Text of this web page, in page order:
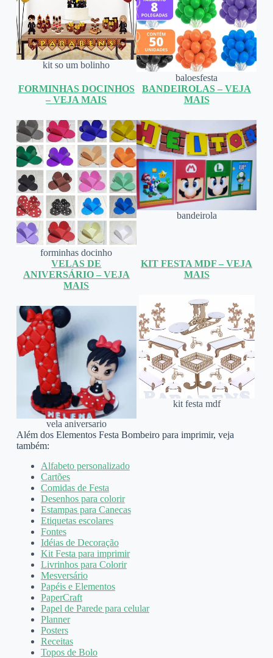
kit so um bolinho
baloesfesta
FORMINHAS DOCINHOS
– VEJA MAIS
forminhas docinho
BANDEIROLAS – VEJA
MAIS
bandeirola
VELAS DE
ANIVERSÁRIO – VEJA
MAIS
vela aniversario
KIT FESTA MDF – VEJA
MAIS
kit festa mdf
Além dos Elementos Festa Bombeiro para imprimir, veja
também:
Alfabeto personalizado
Cartões
Comidas de Festa
Desenhos para colorir
Estampas para Canecas
Etiquetas escolares
Fontes
Idéias de Decoração
Kit Festa para imprimir
Livrinhos para Colorir
Mesversário
Papéis e Elementos
PaperCraft
Papel de Parede para celular
Planner
Posters
Receitas
Topos de Bolo